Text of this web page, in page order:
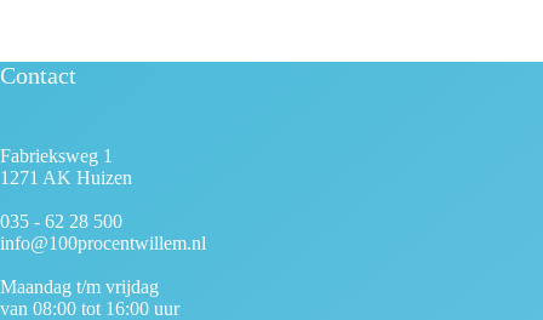
Contact
Fabrieksweg 1
1271 AK Huizen
035 - 62 28 500
info@100procentwillem.nl
Maandag t/m vrijdag
van 08:00 tot 16:00 uur